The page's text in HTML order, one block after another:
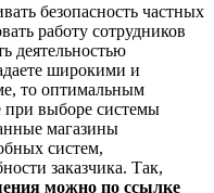
безопасность частных
работу сотрудников
деятельностью
широкими и
то оптимальным
при выборе системы
магазины
систем,
заказчика. Так,
можно по ссылке